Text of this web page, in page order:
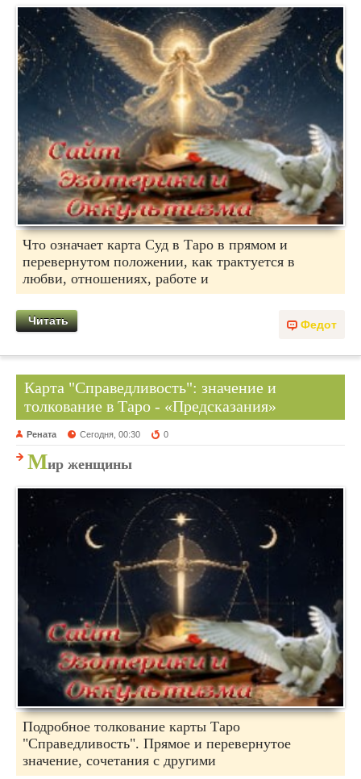
Что означает карта Суд в Таро в прямом и
перевернутом положении, как трактуется в
любви, отношениях, работе и
Федот
Читать
Карта "Справедливость": значение и
толкование в Таро - «Предсказания»
Рената Сегодня, 00:30 0
Мир женщины
Подробное толкование карты Таро
"Справедливость". Прямое и перевернутое
значение, сочетания с другими